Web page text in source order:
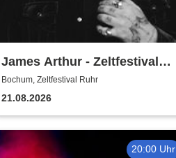
James Arthur - Zeltfestival
Ruhr
Bochum, Zeltfestival Ruhr
21.08.2026
20:00 Uhr